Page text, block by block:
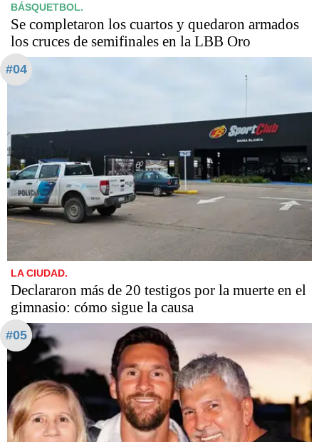
BÁSQUETBOL.
Se completaron los cuartos y quedaron armados
los cruces de semifinales en la LBB Oro
#04
LA CIUDAD.
Declararon más de 20 testigos por la muerte en el
gimnasio: cómo sigue la causa
#05